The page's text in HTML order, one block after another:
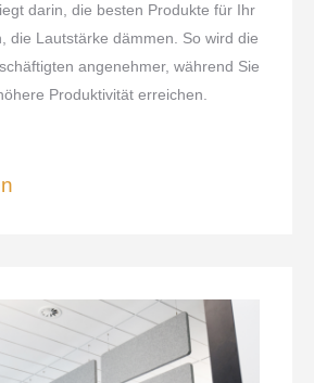
darin, die besten Produkte für Ihr
die Lautstärke dämmen. So wird die
angenehmer, während Sie
Produktivität erreichen.